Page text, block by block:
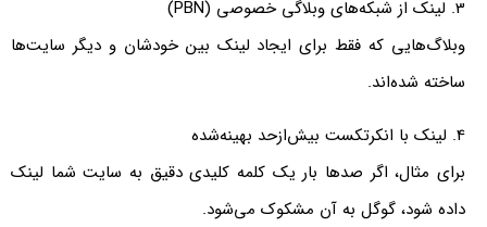
3. لینک از شبکه‌های وبلاگی خصوصی (PBN)
وبلاگ‌هایی که فقط برای ایجاد لینک بین خودشان و دیگر سایت‌ها
ساخته شده‌اند.
4. لینک با انکرتکست بیش‌ازحد بهینه‌شده
برای مثال، اگر صدها بار یک کلمه کلیدی دقیق به سایت شما لینک
داده شود، گوگل به آن مشکوک می‌شود.